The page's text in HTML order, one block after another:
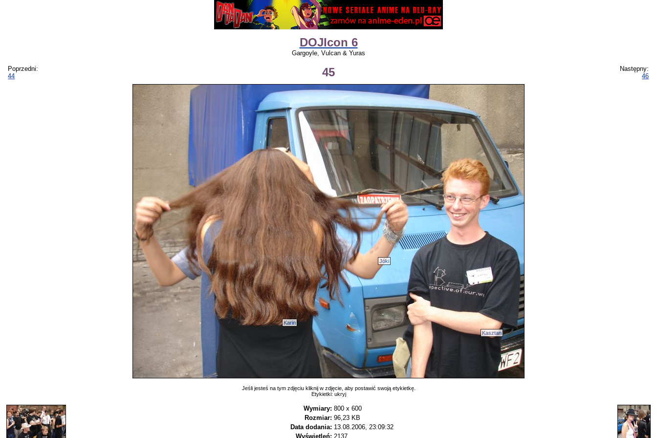
DOJIcon 6
Gargoyle, Vulcan & Yuras
Poprzedni:
44
45
Następny:
46
Jóki
Karin
Kasztan
Jeśli jesteś na tym zdjęciu kliknij w zdjęcie, aby postawić swoją etykietkę.
Etykietki: ukryj
Wymiary: 800 x 600
Rozmiar: 96,23 KB
Data dodania: 13.08.2006, 23:09:32
Wyświetleń: 2137